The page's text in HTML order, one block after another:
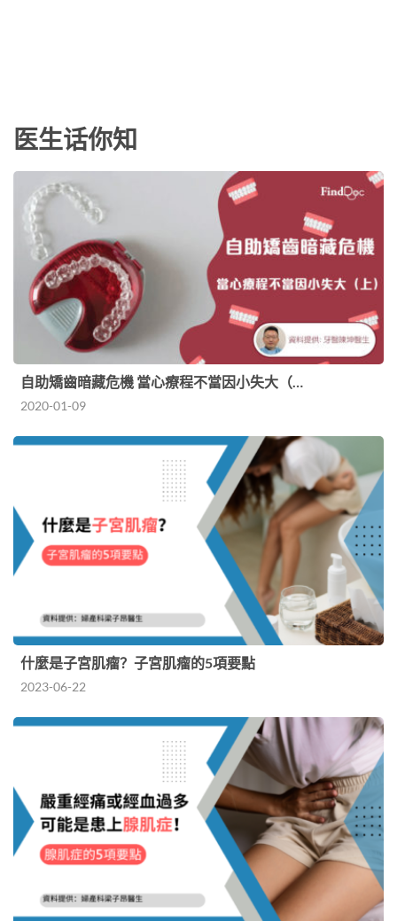
医生话你知
自助矯齒暗藏危機 當心療程不當因小失大（…
2020-01-09
什麼是子宮肌瘤？子宮肌瘤的5項要點
2023-06-22